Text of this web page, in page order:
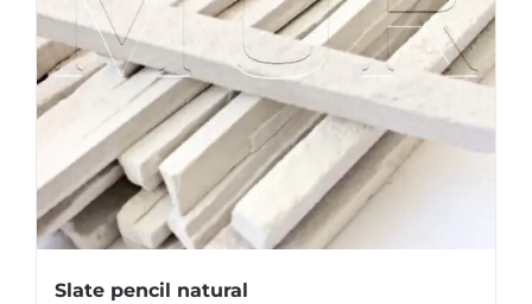
Slate pencil natural